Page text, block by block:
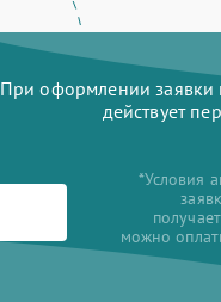
При оформлении заявки
действует
*Условия
можно